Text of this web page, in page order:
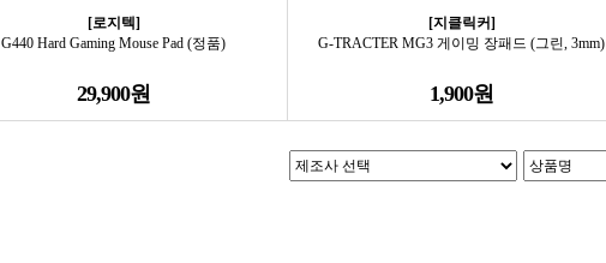
[로지텍]
G440 Hard Gaming Mouse Pad (정품)
29,900원
[지클릭커]
G-TRACTER MG3 게이밍 장패드 (그린, 3mm)
1,900원